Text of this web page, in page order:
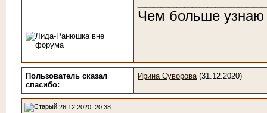
Чем больше
Пользователь сказал
cпасибо:
Ирина Суворова(31.12.2020)
26.12.2020, 20:38